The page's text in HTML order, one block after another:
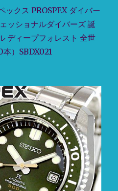
ックス PROSPEX ダイバー
ッショナルダイバーズ 誕
ディープフォレスト 全世
）SBDX021